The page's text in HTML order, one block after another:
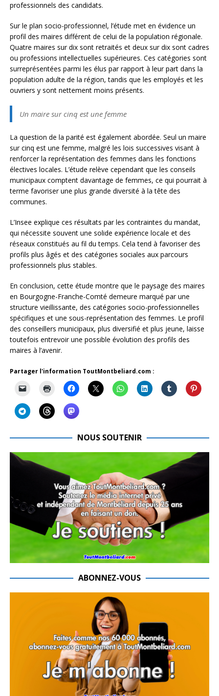
professionnels des candidats.
Sur le plan socio-professionnel, l’étude met en évidence un
profil des maires différent de celui de la population régionale.
Quatre maires sur dix sont retraités et deux sur dix sont cadres
ou professions intellectuelles supérieures. Ces catégories sont
surreprésentées parmi les élus par rapport à leur part dans la
population adulte de la région, tandis que les employés et les
ouvriers y sont nettement moins présents.
Un maire sur cinq est une femme
La question de la parité est également abordée. Seul un maire
sur cinq est une femme, malgré les lois successives visant à
renforcer la représentation des femmes dans les fonctions
électives locales. L’étude relève cependant que les conseils
municipaux comptent davantage de femmes, ce qui pourrait à
terme favoriser une plus grande diversité à la tête des
communes.
L’Insee explique ces résultats par les contraintes du mandat,
qui nécessite souvent une solide expérience locale et des
réseaux constitués au fil du temps. Cela tend à favoriser des
profils plus âgés et des catégories sociales aux parcours
professionnels plus stables.
En conclusion, cette étude montre que le paysage des maires
en Bourgogne-Franche-Comté demeure marqué par une
structure vieillissante, des catégories socio-professionnelles
spécifiques et une sous-représentation des femmes. Le profil
des conseillers municipaux, plus diversifié et plus jeune, laisse
toutefois entrevoir une possible évolution des profils des
maires à l’avenir.
Partager l'information ToutMontbeliard.com :
NOUS SOUTENIR
ABONNEZ-VOUS